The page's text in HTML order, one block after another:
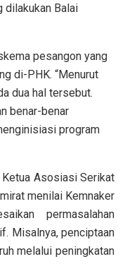
dilakukan Balai
pesangon yang
di-PHK. “Menurut
dua hal tersebut.
benar-benar
program
Asosiasi Serikat
menilai Kemnaker
permasalahan
Misalnya, penciptaan
melalui peningkatan